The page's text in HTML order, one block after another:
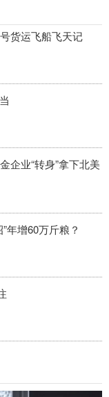
货运飞船飞天记
企业“转身”拿下北美
年增60万斤粮？